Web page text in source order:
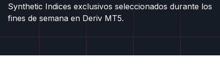
Synthetic Indices exclusivos seleccionados durante los
fines de semana en Deriv MT5.